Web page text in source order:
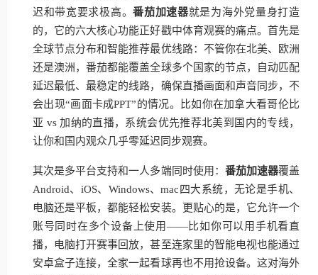
迟和带宽要求极高。番茄加速器就是为海外党量身打造
的，它的六大核心功能正好戳中体育观赛的痛点。首先是
全球节点分布和智能推荐最优线路：不管你在北美、欧洲
还是澳洲，番茄都能覆盖全球多个国家的节点，自动匹配
延迟最低、最稳定的线路，确保直播画面和声音同步，不
会出现“画面卡成PPT”的情况。比如你在加拿大看哥伦比
亚 vs 加纳的直播，系统会优先推荐北美到国内的专线，
让你和国内观众几乎零延迟同步观赛。
其次是多平台支持和一人多端同时使用： 番茄加速器覆盖
Android、iOS、Windows、mac四大系统，无论是手机、
电脑还是平板，都能轻松安装。更贴心的是，它允许一个
账号同时在多个设备上使用——比如你可以用手机看直
播，电脑打开赛事回放，甚至连家里的智能电视也能通过
安卓盒子连接，全家一起看球再也不用抢设备。这对海外